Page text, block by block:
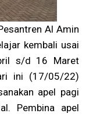
Al Amin
kembali usai
s/d 16 Maret
ini (17/05/22)
apel pagi
Pembina apel